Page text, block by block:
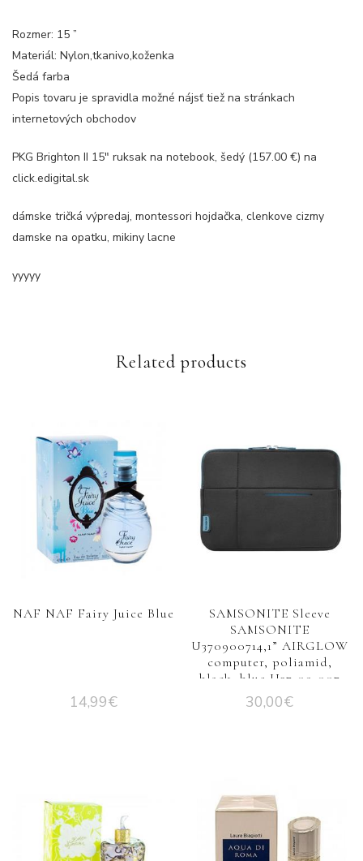
Rozmer: 15 ”
Materiál: Nylon,tkanivo,koženka
Šedá farba
Popis tovaru je spravidla možné nájsť tiež na stránkach
internetových obchodov
PKG Brighton II 15″ ruksak na notebook, šedý (157.00 €) na
click.edigital.sk
dámske tričká výpredaj, montessori hojdačka, clenkove cizmy
damske na opatku, mikiny lacne
yyyyy
Related products
NAF NAF Fairy Juice Blue
14,99€
SAMSONITE Sleeve
SAMSONITE
U370900714,1” AIRGLOW
computer, poliamid,
black, blue U37-09-007
30,00€